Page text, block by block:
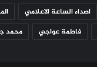
اصداء الساعة الاعلامي
فاطمة عواجي محمد